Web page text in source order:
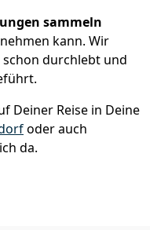
sammeln
kann. Wir
durchlebt und
Deiner Reise in Deine
oder auch
da.